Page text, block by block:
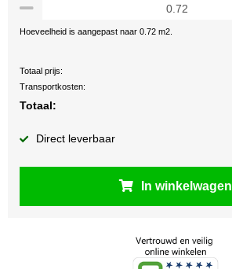
Hoeveelheid is aangepast naar 0.72 m2.
Totaal prijs:
Transportkosten:
Totaal:
Direct leverbaar
In winkelwagen